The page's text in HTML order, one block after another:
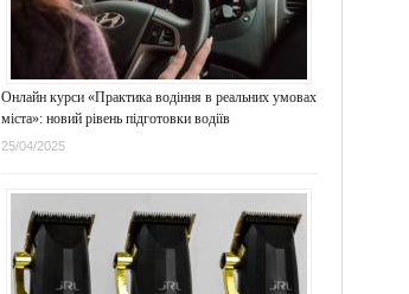
Онлайн курси «Практика водіння в реальних умовах
міста»: новий рівень підготовки водіїв
25/04/2025